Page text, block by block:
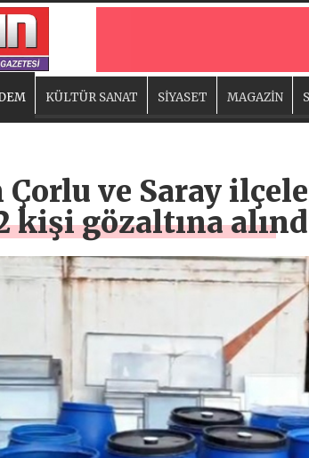
KÜLTÜR SANAT SİYASET MAGAZİN
Çorlu ve Saray
kişi gözaltına